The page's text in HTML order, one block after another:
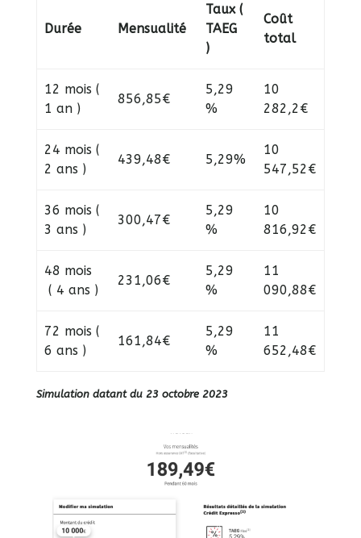
Durée Mensualité
Taux (
TAEG
)
Coût
total
12 mois (
1 an )
856,85€
5,29
%
10
282,2€
24 mois (
2 ans )
439,48€ 5,29%
10
547,52€
36 mois (
3 ans )
300,47€
5,29
%
10
816,92€
48 mois
( 4 ans )
231,06€
5,29
%
11
090,88€
72 mois (
6 ans )
161,84€
5,29
%
11
652,48€
Simulation datant du 23 octobre 2023